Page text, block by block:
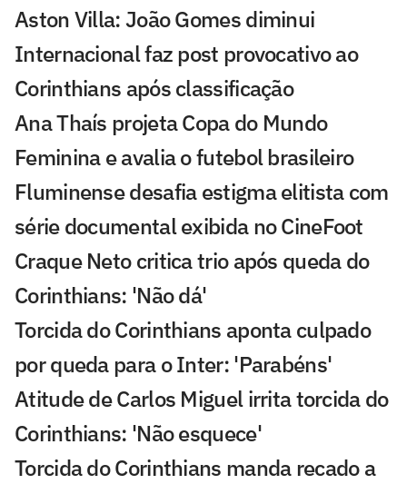
Aston Villa: João Gomes diminui
Internacional faz post provocativo ao
Corinthians após classificação
Ana Thaís projeta Copa do Mundo
Feminina e avalia o futebol brasileiro
Fluminense desafia estigma elitista com
série documental exibida no CineFoot
Craque Neto critica trio após queda do
Corinthians: 'Não dá'
Torcida do Corinthians aponta culpado
por queda para o Inter: 'Parabéns'
Atitude de Carlos Miguel irrita torcida do
Corinthians: 'Não esquece'
Torcida do Corinthians manda recado a